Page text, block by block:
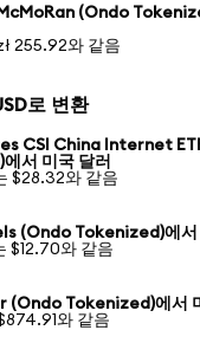
(Ondo
255.92와 같음
로 변환
CSI China Internet
서 미국 달러
$28.32와 같음
(Ondo Tokenized)에서
$12.70와 같음
Tokenized)에서
와 같음